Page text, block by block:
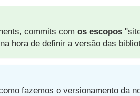
commits com os escopos
hora de definir a versão das
fazemos o versionamento da